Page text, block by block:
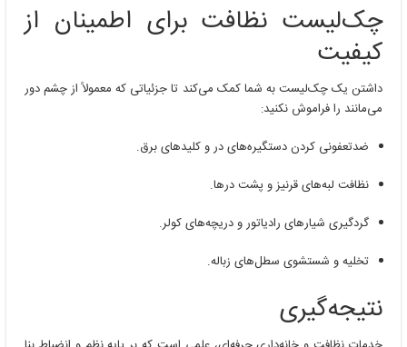
چک‌لیست نظافت برای اطمینان از
کیفیت
داشتن یک چک‌لیست به شما کمک می‌کند تا جزئیاتی که معمولاً از چشم دور
می‌مانند را فراموش نکنید:
ضدتعفونی کردن دستگیره‌های در و کلیدهای برق.
نظافت لبه‌های قرنیز و پشت درها.
گردگیری شیارهای رادیاتور و دریچه‌های کولر.
تخلیه و شستشوی سطل‌های زباله.
نتیجه‌گیری